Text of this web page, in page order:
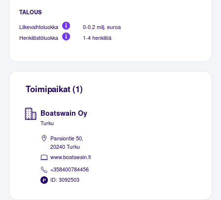
TALOUS
Liikevaihtoluokka
0-0.2 milj. euroa
Henkilöstöluokka
1-4 henkilöä
Toimipaikat (1)
Boatswain Oy
Turku
Pansiontie 50,
20240 Turku
www.boatswain.fi
+358400784456
ID: 3092503